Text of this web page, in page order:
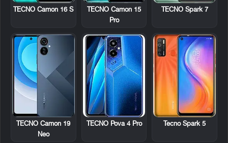
TECNO Spark 7
TECNO Camon 15
Pro
TECNO Camon 16 S
Tecno Spark 5
TECNO Pova 4 Pro
TECNO Camon 19
Neo